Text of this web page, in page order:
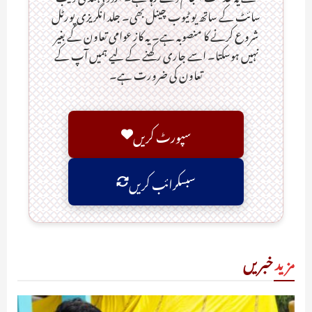
سائٹ کے ساتھ یو ٹیوب چینل بھی۔ جلد انگریزی پورٹل
شروع کرنے کا منصوبہ ہے۔ یہ کاز عوامی تعاون کے بغیر
نہیں ہوسکتا۔ اسے جاری رکھنے کے لیے ہمیں آپ کے
تعاون کی ضرورت ہے۔
سپورٹ کریں
سبسکرائب کریں
مزیدخبریں